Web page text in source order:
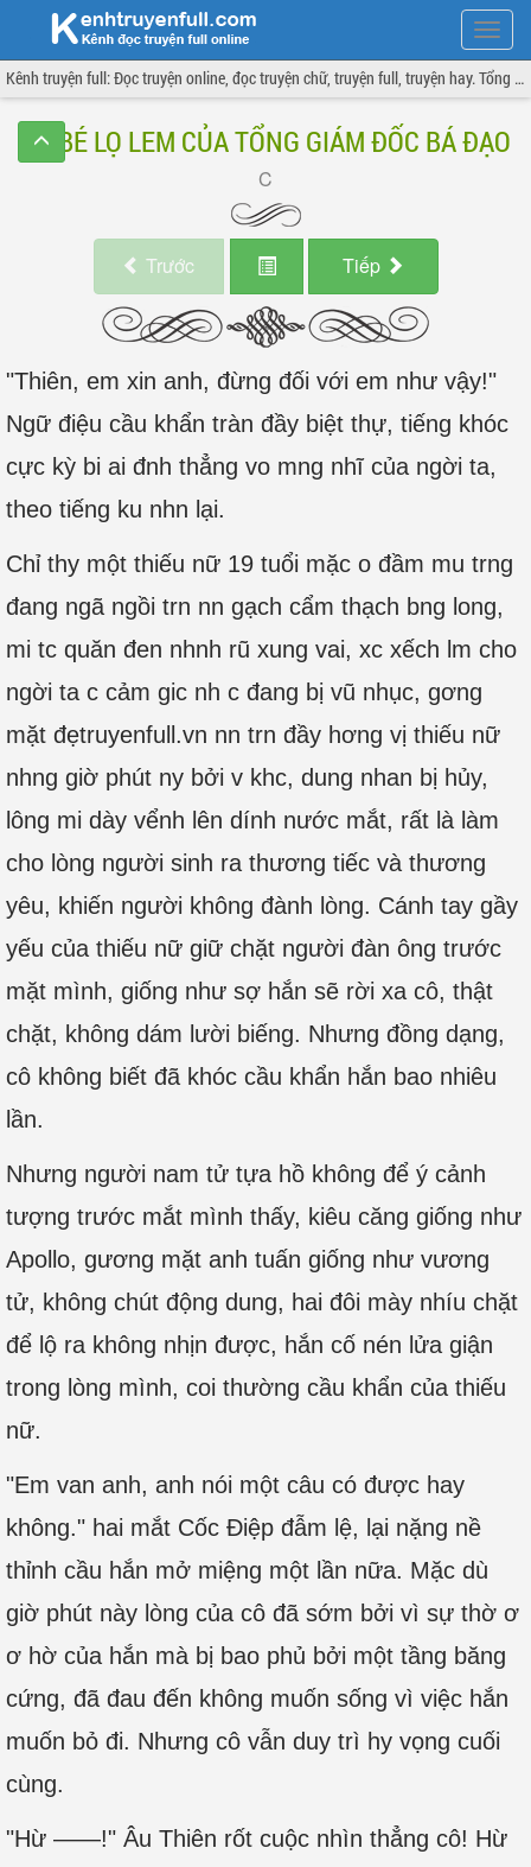
Hiện
menu
Kênh truyện full: Đọc truyện online, đọc truyện chữ, truyện full, truyện hay. Tổng hợp đầy đủ và cập nhật liên tục.
CÔ BÉ LỌ LEM CỦA TỔNG GIÁM ĐỐC BÁ ĐẠO
Trước Tiếp
"Thiên, em xin anh, đừng đối với em như vậy!"
Ngữ điệu cầu khẩn tràn đầy biệt thự, tiếng khóc
cực kỳ bi ai đnh thẳng vo mng nhĩ của ngời ta,
theo tiếng ku nhn lại.
Chỉ thy một thiếu nữ 19 tuổi mặc o đầm mu trng
đang ngã ngồi trn nn gạch cẩm thạch bng long,
mi tc quăn đen nhnh rũ xung vai, xc xếch lm cho
ngời ta c cảm gic nh c đang bị vũ nhục, gơng
mặt đẹtruyenfull.vn nn trn đầy hơng vị thiếu nữ
nhng giờ phút ny bởi v khc, dung nhan bị hủy,
lông mi dày vểnh lên dính nước mắt, rất là làm
cho lòng người sinh ra thương tiếc và thương
yêu, khiến người không đành lòng. Cánh tay gầy
yếu của thiếu nữ giữ chặt người đàn ông trước
mặt mình, giống như sợ hắn sẽ rời xa cô, thật
chặt, không dám lười biếng. Nhưng đồng dạng,
cô không biết đã khóc cầu khẩn hắn bao nhiêu
lần.
Nhưng người nam tử tựa hồ không để ý cảnh
tượng trước mắt mình thấy, kiêu căng giống như
Apollo, gương mặt anh tuấn giống như vương
tử, không chút động dung, hai đôi mày nhíu chặt
để lộ ra không nhịn được, hắn cố nén lửa giận
trong lòng mình, coi thường cầu khẩn của thiếu
nữ.
"Em van anh, anh nói một câu có được hay
không." hai mắt Cốc Điệp đẫm lệ, lại nặng nề
thỉnh cầu hắn mở miệng một lần nữa. Mặc dù
giờ phút này lòng của cô đã sớm bởi vì sự thờ ơ
ơ hờ của hắn mà bị bao phủ bởi một tầng băng
cứng, đã đau đến không muốn sống vì việc hắn
muốn bỏ đi. Nhưng cô vẫn duy trì hy vọng cuối
cùng.
"Hừ ——!" Âu Thiên rốt cuộc nhìn thẳng cô! Hừ